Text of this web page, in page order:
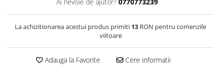
Bijuterii opal
La achizitionarea acestui produs primiti 13 RON pentru comenzile
viitoare
Adauga la Favorite Cere informatii